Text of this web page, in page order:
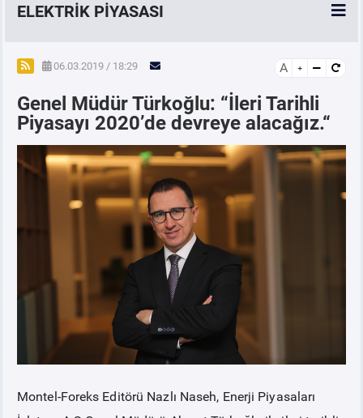
ELEKTRİK PİYASASI
SPOT ELEKTRİK PİYASALARI
ÖRNEK FİNANS BELGELERİ
VADELİ ELEKTRİK PİYASASI
PİYASAKAYITSÜRECİ
SERBEST TÜKETİCİ
MALİ UZLAŞTIRMA
TEMİNAT
BÜLTENLER
06.03.2019 / 18:29 A
Genel Müdür Türkoğlu: “İleri Tarihli
Piyasayı 2020’de devreye alacağız.“
Montel-Foreks Editörü Nazlı Naseh, Enerji Piyasaları